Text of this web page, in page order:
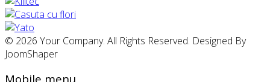
© 2026 Your Company. All Rights Reserved. Designed By
JoomShaper
Mobile menu